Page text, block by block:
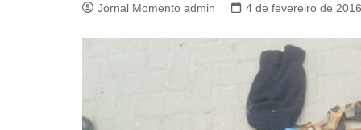
Jornal Momento admin 4 de fevereiro de 2016